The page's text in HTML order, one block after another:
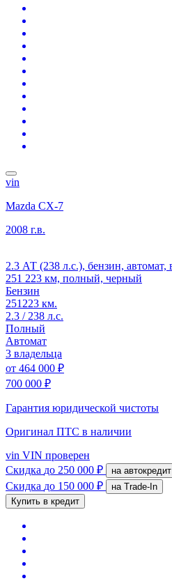
vin
Mazda CX-7
2008 г.в.
2.3 АТ (238 л.с.), бензин, автомат,
251 223 км, полный, черный
Бензин
251223 км.
2.3 / 238 л.с.
Полный
Автомат
3 владельца
от 464 000 ₽
700 000 ₽
Гарантия юридической чистоты
Оригинал ПТС в наличии
vin VIN проверен
Скидка до 250 000 ₽ на автокредит
Скидка до 150 000 ₽
на Trade-In
Купить в кредит